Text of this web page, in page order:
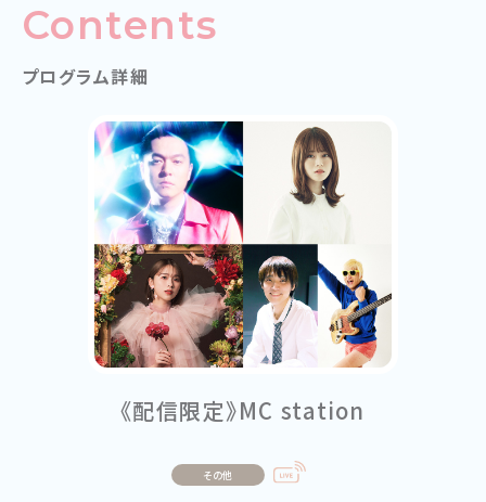
Contents
プログラム詳細
《配信限定》MC station
その他